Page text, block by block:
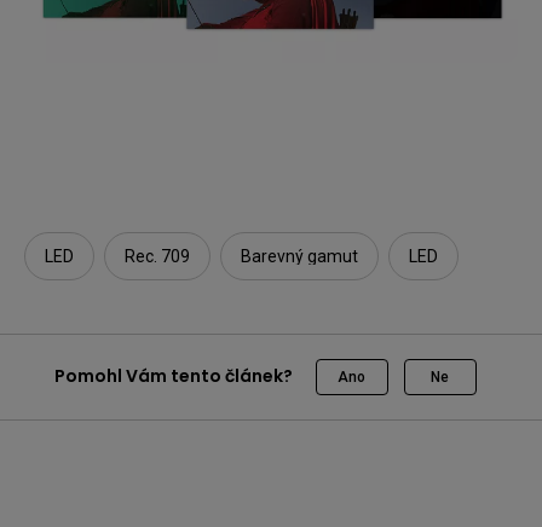
LED Rec. 709 Barevný gamut LED
Pomohl Vám tento článek? Ano Ne